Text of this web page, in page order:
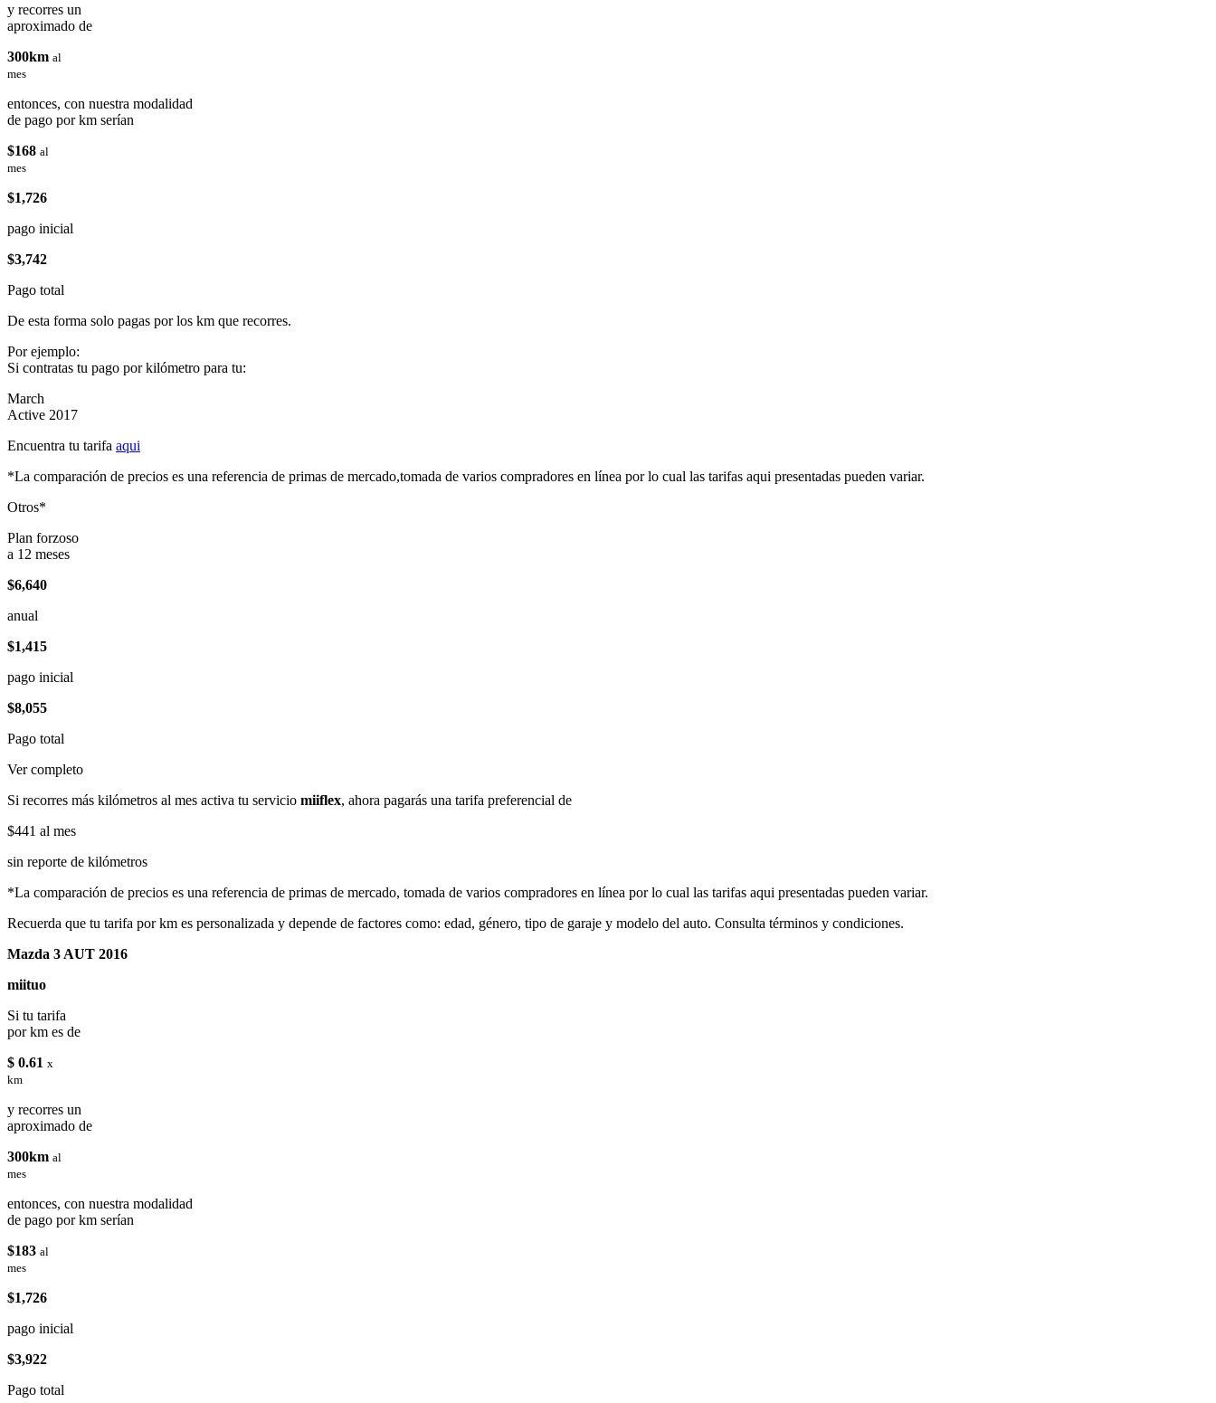
y recorres un
aproximado de
300km al
mes
entonces, con nuestra modalidad
de pago por km serían
$168 al
mes
$1,726
pago inicial
$3,742
Pago total
De esta forma solo pagas por los km que recorres.
Por ejemplo:
Si contratas tu pago por kilómetro para tu:
March
Active 2017
Encuentra tu tarifa aqui
*La comparación de precios es una referencia de primas de mercado,tomada de varios compradores en línea por lo cual las tarifas aqui presentadas pueden variar.
Otros*
Plan forzoso
a 12 meses
$6,640
anual
$1,415
pago inicial
$8,055
Pago total
Ver completo
Si recorres más kilómetros al mes activa tu servicio miiflex, ahora pagarás una tarifa preferencial de
$441 al mes
sin reporte de kilómetros
*La comparación de precios es una referencia de primas de mercado, tomada de varios compradores en línea por lo cual las tarifas aqui presentadas pueden variar.
Recuerda que tu tarifa por km es personalizada y depende de factores como: edad, género, tipo de garaje y modelo del auto. Consulta términos y condiciones.
Mazda 3 AUT 2016
miituo
Si tu tarifa
por km es de
$ 0.61 x
km
y recorres un
aproximado de
300km al
mes
entonces, con nuestra modalidad
de pago por km serían
$183 al
mes
$1,726
pago inicial
$3,922
Pago total